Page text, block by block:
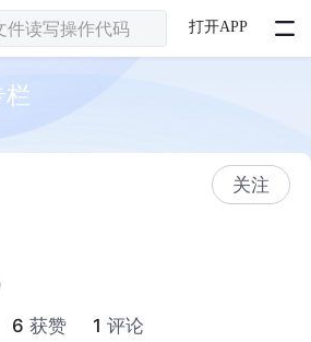
打开APP
栏
关注
6 获赞 1 评论